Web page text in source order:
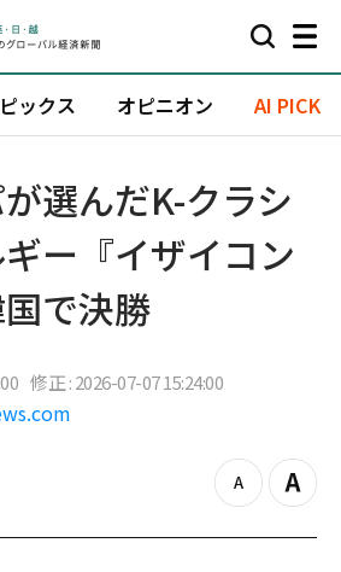
ックス オピニオン AI PICK
選んだK-クラシ
ー『イザイコン
で決勝
修正 : 2026-07-07 15:24:00
z
o
Z
o